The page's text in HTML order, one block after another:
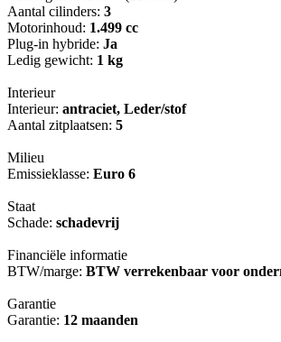
Aantal cilinders: 3
Motorinhoud: 1.499 cc
Plug-in hybride: Ja
Ledig gewicht: 1 kg
Interieur
Interieur: antraciet, Leder/stof
Aantal zitplaatsen: 5
Milieu
Emissieklasse: Euro 6
Staat
Schade: schadevrij
Financiële informatie
BTW/marge: BTW verrekenbaar voor
Garantie
Garantie: 12 maanden